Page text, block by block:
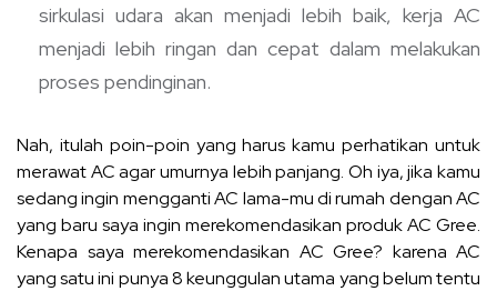
sirkulasi udara akan menjadi lebih baik, kerja AC
menjadi lebih ringan dan cepat dalam melakukan
proses pendinginan.
Nah, itulah poin-poin yang harus kamu perhatikan untuk
merawat AC agar umurnya lebih panjang. Oh iya, jika kamu
sedang ingin mengganti AC lama-mu di rumah dengan AC
yang baru saya ingin merekomendasikan produkAC Gree.
Kenapa saya merekomendasikan AC Gree? karena AC
yang satu ini punya 8 keunggulan utama yang belum tentu